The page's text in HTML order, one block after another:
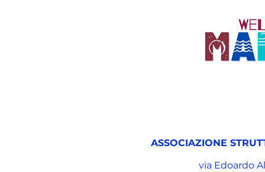
ASSOCIAZIONE
via Edoardo